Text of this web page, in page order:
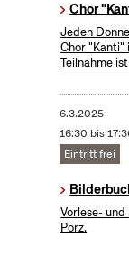
Chor
Jeden
Chor
Teilnahme
6.3.2025
16:30 bis
Eintritt frei
Vorlese-
Porz.